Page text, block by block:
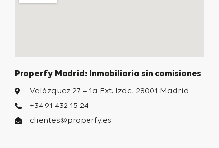
Properfy Madrid: Inmobiliaria sin comisiones
Velázquez 27 – 1a Ext. Izda. 28001 Madrid
+34 91 432 15 24
clientes@properfy.es